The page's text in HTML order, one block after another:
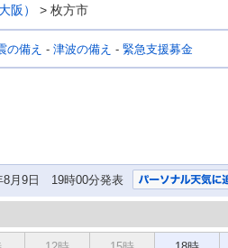
阪） > 枚方市
の備え - 津波の備え - 緊急支援募金
8月9日 19時00分発表